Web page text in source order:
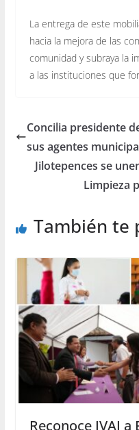
La entrega de este
hacia la mejora de las
comunidad y subraya la
a las instituciones que
Concilia presidente
sus agentes
Jilotepences se
Limpieza
También te
Reconoce IVAI